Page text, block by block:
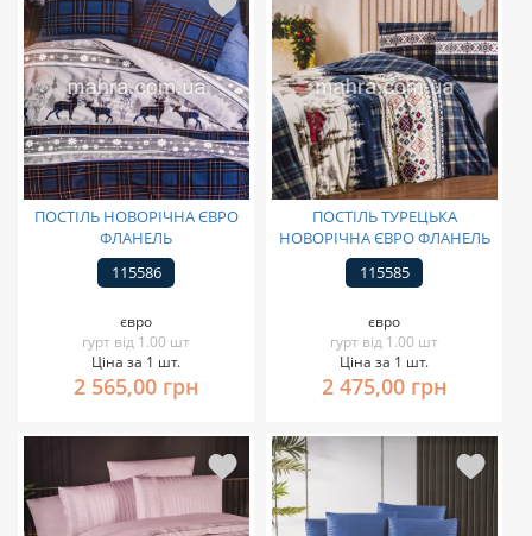
ПОСТІЛЬ НОВОРІЧНА ЄВРО
ФЛАНЕЛЬ
115586
євро
гурт від 1.00 шт
Ціна за 1 шт.
2 565,00 грн
ПОСТІЛЬ ТУРЕЦЬКА
НОВОРІЧНА ЄВРО ФЛАНЕЛЬ
115585
євро
гурт від 1.00 шт
Ціна за 1 шт.
2 475,00 грн